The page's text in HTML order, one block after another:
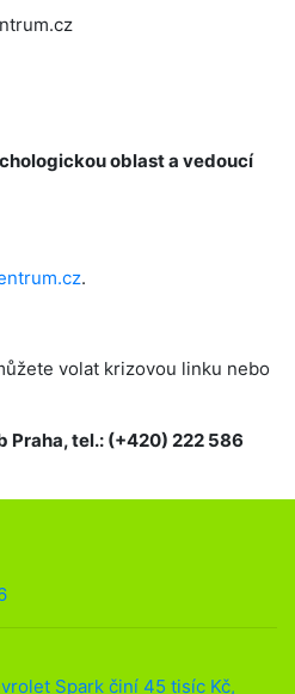
oblast a vedoucí
.
volat krizovou linku nebo
Praha, tel.: (+420) 222 586
Spark činí 45 tisíc Kč,